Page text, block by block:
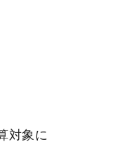
対象に